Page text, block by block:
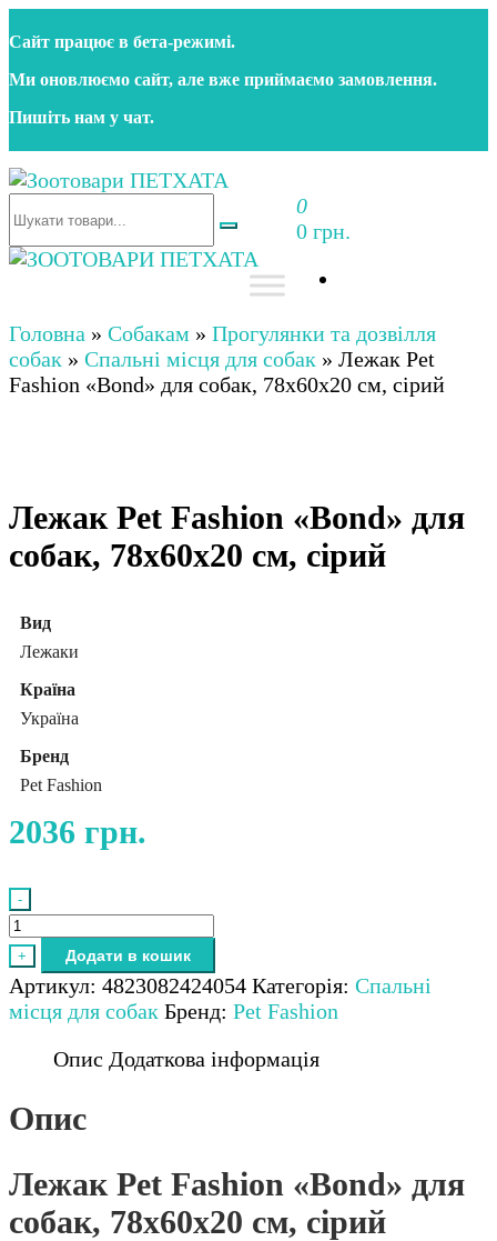
до
контенту
Сайт працює в бета‑режимі.
Ми оновлюємо сайт, але вже приймаємо замовлення.
Пишіть нам у чат.
Зоотовари ПЕТХАТА
Зоомагазин для собак та котів | Корм, іграшки,
аксесуари та догляд за тваринами. Доставка по
0
0 грн.
аксесуари та догляд за тваринами. Доставка по
Україні
Головна » Собакам » Прогулянки та дозвілля
собак » Спальні місця для собак » Лежак Pet
Fashion «Bond» для собак, 78х60х20 см, сірий
Лежак Pet Fashion «Bond» для
собак, 78х60х20 см, сірий
Вид
Лежаки
Країна
Україна
Бренд
Pet Fashion
2036 грн.
-
Лежак
Pet
Fashion
«Bond»
для
собак,
сірий
+ Додати в кошик
Артикул: 4823082424054 Категорія: Спальні
місця для собак Бренд: Pet Fashion
Опис Додаткова інформація
Опис
Лежак Pet Fashion «Bond» для
собак, 78х60х20 см, сірий